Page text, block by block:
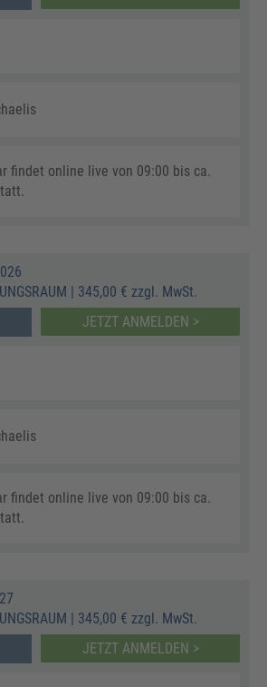
findet online live von 09:00 bis ca.
345,00 € zzgl. MwSt.
JETZT ANMELDEN >
findet online live von 09:00 bis ca.
345,00 € zzgl. MwSt.
JETZT ANMELDEN >